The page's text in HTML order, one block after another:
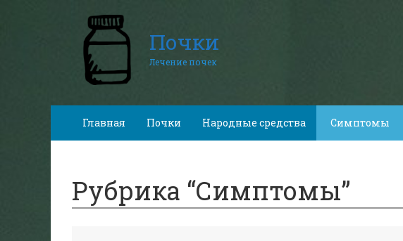
Почки
Лечение почек
Главная Почки Народные средства Симптомы
Рубрика “Симптомы”